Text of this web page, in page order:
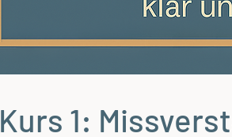
Kurs 1: